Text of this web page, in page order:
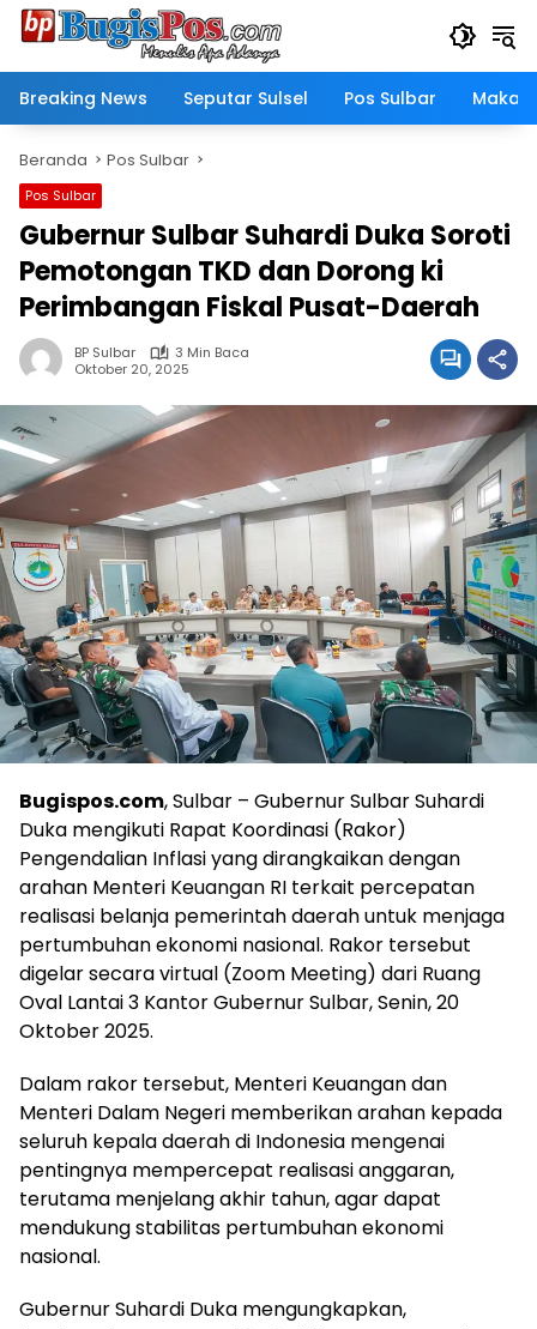
Langsung
Breaking News
Seputar Sulsel Pos Sulbar
Beranda Pos Sulbar
Pos Sulbar
Gubernur Sulbar Suhardi Duka Soroti
Pemotongan TKD dan Dorong ki
Perimbangan Fiskal Pusat-Daerah
BP Sulbar
3 Min Baca
Oktober 20, 2025
Bugispos.com, Sulbar – Gubernur Sulbar Suhardi
Duka mengikuti Rapat Koordinasi (Rakor)
Pengendalian Inflasi yang dirangkaikan dengan
arahan Menteri Keuangan RI terkait percepatan
realisasi belanja pemerintah daerah untuk menjaga
pertumbuhan ekonomi nasional. Rakor tersebut
digelar secara virtual (Zoom Meeting) dari Ruang
Oval Lantai 3 Kantor Gubernur Sulbar, Senin, 20
Oktober 2025.
Dalam rakor tersebut, Menteri Keuangan dan
Menteri Dalam Negeri memberikan arahan kepada
seluruh kepala daerah di Indonesia mengenai
pentingnya mempercepat realisasi anggaran,
terutama menjelang akhir tahun, agar dapat
mendukung stabilitas pertumbuhan ekonomi
nasional.
Gubernur Suhardi Duka mengungkapkan,